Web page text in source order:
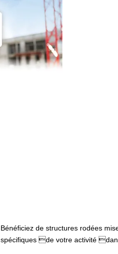
Bénéficiez de structures rodées
spécifiques de votre activité